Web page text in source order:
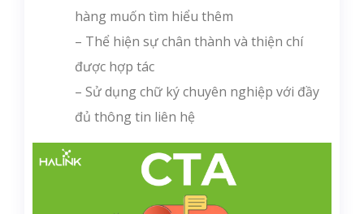
hàng muốn tìm hiểu thêm
– Thể hiện sự chân thành và thiện chí
được hợp tác
– Sử dụng chữ ký chuyên nghiệp với đầy
đủ thông tin liên hệ